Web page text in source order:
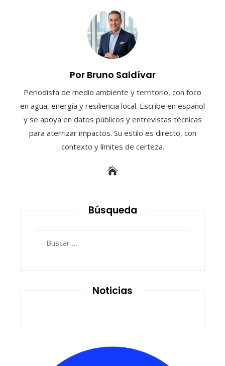
Por Bruno Saldívar
Periodista de medio ambiente y territorio, con foco
en agua, energía y resiliencia local. Escribe en español
y se apoya en datos públicos y entrevistas técnicas
para aterrizar impactos. Su estilo es directo, con
contexto y límites de certeza.
Búsqueda
Noticias